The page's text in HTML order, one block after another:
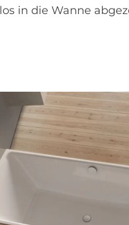
in die Wanne